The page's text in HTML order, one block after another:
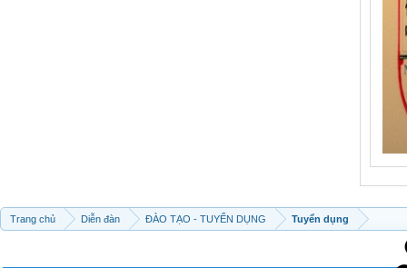
Trang chủ Diễn đàn ĐÀO TẠO - TUYỂN DỤNG Tuyển dụng